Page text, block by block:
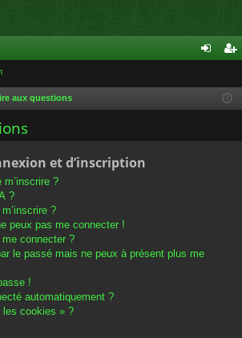
cri
aux questions
et d’inscription
m’inscrire ?
?
?
peux pas me connecter !
connecter ?
le passé mais ne peux à présent plus me
!
automatiquement ?
les cookies » ?